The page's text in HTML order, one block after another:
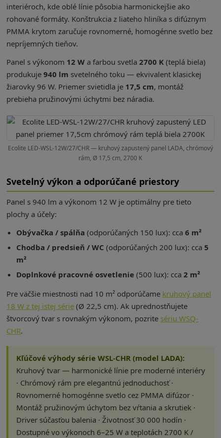
interiéroch, kde oblé línie pôsobia harmonickejšie ako
rohované formáty. Konštrukcia z liateho hliníka s difúznym
PMMA krytom zaručuje rovnomerné, homogénne svetlo bez
nepríjemných tieňov.
Panel s výkonom 12 W a farbou svetla2700 K (teplá biela)
produkuje940 lm svetelného toku — ekvivalent klasickej
žiarovky 96 W. Priemer svietidla je 17,5 cm, montáž
prebieha pružinovými úchytmi bez náradia.
Ecolite LED-WSL-12W/27/CHR — kruhový zapustený panel LADA, chrómový
rám, Ø 17,5 cm, 2700 K
Svetelný výkon a odporúčané priestory
Panel s 940 lm a výkonom 12 W je optimálny pre tieto
plochy a účely:
Obývačka / spálňa (odporúčaných 150 lux): cca6 m²
Chodba / predsieň / WC (odporúčaných 200 lux): cca5
m²
Doplnkové pracovné osvetlenie (500 lux): cca2 m²
Pre väčšie miestnosti nad 10 m² odporúčame kruhový panel
18 W z tej istej série (Ø 22,5 cm). Ak uprednostňujete
štvorcový tvar s rovnakým výkonom, pozrite sériu WSQ-
CHR.
Kľúčové výhody série WSL-CHR (model LADA):
Kruhový tvar — harmonické línie pre moderné interiéry
· Chrómový rám pre elegantnú jednoduchosť ·
Rovnomerné homogénne svetlo cez PMMA difúzor ·
Montáž pružinovým úchytom bez vŕtania a skrutiek ·
Driver súčasťou balenia · Životnosť 30 000 hodín ·
Dostupné vo výkonoch 6–25 W a teplotách 2700 K /